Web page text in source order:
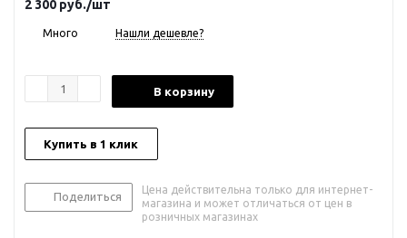
2 300 руб./шт
Много Нашли дешевле?
В корзину
Купить в 1 клик
Поделиться
Цена действительна только для интернет-
магазина и может отличаться от цен в
розничных магазинах